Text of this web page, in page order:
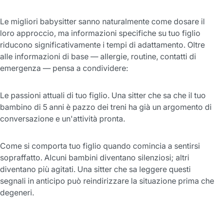
Le migliori babysitter sanno naturalmente come dosare il
loro approccio, ma informazioni specifiche su tuo figlio
riducono significativamente i tempi di adattamento. Oltre
alle informazioni di base — allergie, routine, contatti di
emergenza — pensa a condividere:
Le passioni attuali di tuo figlio. Una sitter che sa che il tuo
bambino di 5 anni è pazzo dei treni ha già un argomento di
conversazione e un'attività pronta.
Come si comporta tuo figlio quando comincia a sentirsi
sopraffatto. Alcuni bambini diventano silenziosi; altri
diventano più agitati. Una sitter che sa leggere questi
segnali in anticipo può reindirizzare la situazione prima che
degeneri.